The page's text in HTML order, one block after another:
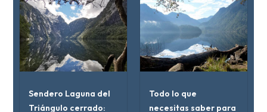
Sendero Laguna del
Triángulo cerrado:
Todo lo que
necesitas saber para